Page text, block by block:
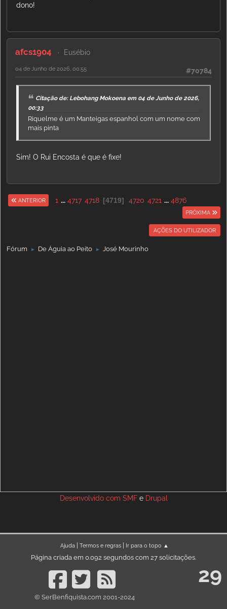
dono!
afcs1904 Eusébio
#70784
04 de Junho de 2026, 00:55
Citação de: Lebohang Mokoena em 04 de Junho de 2026,
00:33
Riquelme é um Manteigas espanhol com um nome com
mais pinta
Sim! O Rui Encosta é que é fixe!
ANTERIOR 1 ... 4717 4718 4719 4720 4721 ... 4876
PRÓXIMA
AÇÕES DO UTILIZADOR
Fórum ► De Águia ao Peito ► José Mourinho
Desenvolvido com SMFe Drupal
Ajuda| Termos e regras| Ir para o topo ▲
Página criada em 0.092 segundos com 27 solicitações.
© SerBenfiquista.com 2001-2024
29